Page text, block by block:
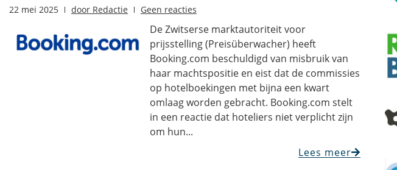
22 mei 2025 door Redactie Geen reacties
De Zwitserse marktautoriteit voor
prijsstelling (Preisüberwacher) heeft
Booking.com beschuldigd van misbruik van
haar machtspositie en eist dat de commissies
op hotelboekingen met bijna een kwart
omlaag worden gebracht. Booking.com stelt
in een reactie dat hoteliers niet verplicht zijn
om hun...
Lees meer